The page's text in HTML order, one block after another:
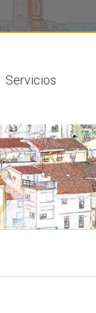
Servicios